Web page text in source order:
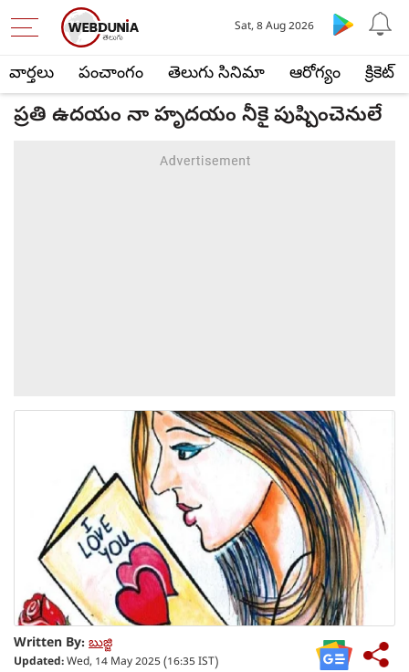
వార్తలు పంచాంగం తెలుగు సినిమా ఆరోగ్యం క్రికెట్
Sat, 8 Aug 2026
ప్రతి ఉదయం నా హృదయం నీకై పుష్పించెనులే
Written By: బుజ్జి
Updated:Wed, 14 May 2025 (16:35 IST)